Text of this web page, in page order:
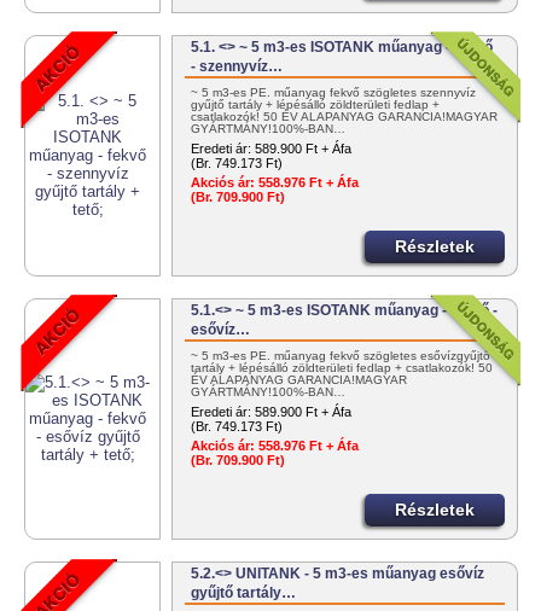
5.1. <> ~ 5 m3-es ISOTANK műanyag - fekvő
- szennyvíz…
~ 5 m3-es PE. műanyag fekvő szögletes szennyvíz
gyűjtő tartály + lépésálló zöldterületi fedlap +
csatlakozók! 50 ÉV ALAPANYAG GARANCIA!MAGYAR
GYÁRTMÁNY!100%-BAN…
Eredeti ár: 589.900 Ft + Áfa
(Br. 749.173 Ft)
Akciós ár: 558.976 Ft + Áfa
(Br. 709.900 Ft)
Részletek
5.1.<> ~ 5 m3-es ISOTANK műanyag - fekvő -
esővíz…
~ 5 m3-es PE. műanyag fekvő szögletes esővízgyűjtő
tartály + lépésálló zöldterületi fedlap + csatlakozók! 50
ÉV ALAPANYAG GARANCIA!MAGYAR
GYÁRTMÁNY!100%-BAN…
Eredeti ár: 589.900 Ft + Áfa
(Br. 749.173 Ft)
Akciós ár: 558.976 Ft + Áfa
(Br. 709.900 Ft)
Részletek
5.2.<> UNITANK - 5 m3-es műanyag esővíz
gyűjtő tartály…